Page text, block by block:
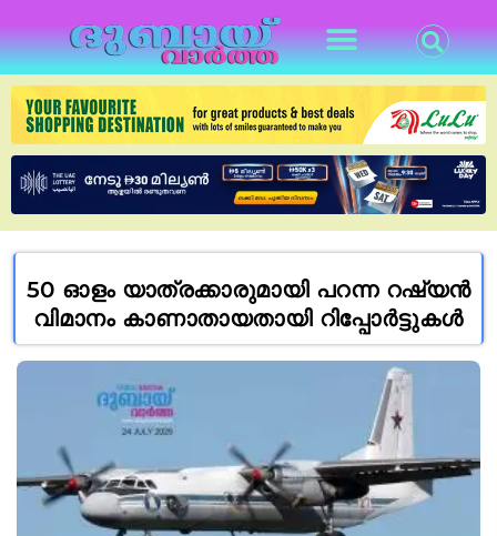
50 ഓളം യാത്രക്കാരുമായി പറന്ന റഷ്യൻ
വിമാനം കാണാതായതായി റിപ്പോർട്ടുകൾ